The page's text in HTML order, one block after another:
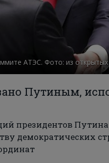
АТЭС. Фото: из открытых
Путиным,
президентов
демократических